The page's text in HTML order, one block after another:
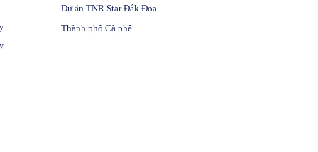
Dự án TNR Star Đắk Đoa
Thành phố Cà phê